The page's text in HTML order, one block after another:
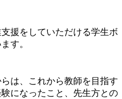
援をしていただける学生ボ
す。
は、これから教師を目指す
になったこと、先生方との